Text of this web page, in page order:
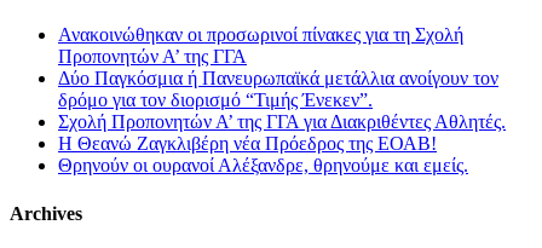
Ανακοινώθηκαν οι προσωρινοί πίνακες για τη Σχολή
Προπονητών Α’ της ΓΓΑ
Δύο Παγκόσμια ή Πανευρωπαϊκά μετάλλια ανοίγουν τον
δρόμο για τον διορισμό “Τιμής Ένεκεν”.
Σχολή Προπονητών Α’ της ΓΓΑ για Διακριθέντες Αθλητές.
Η Θεανώ Ζαγκλιβέρη νέα Πρόεδρος της ΕΟΑΒ!
Θρηνούν οι ουρανοί Αλέξανδρε, θρηνούμε και εμείς.
Archives